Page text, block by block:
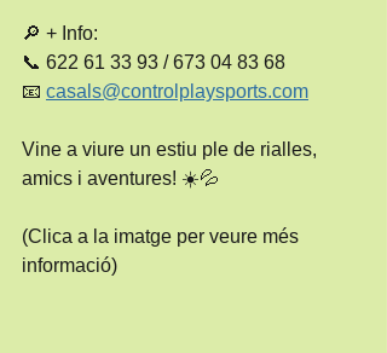
🔎 + Info:
📞 622 61 33 93 / 673 04 83 68
📧 casals@controlplaysports.com
Vine a viure un estiu ple de rialles,
amics i aventures! ☀️💦
(Clica a la imatge per veure més
informació)